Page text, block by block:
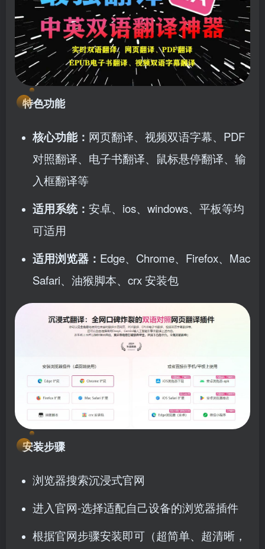
特色功能
核心功能： 网页翻译、视频双语字幕、PDF
对照翻译、电子书翻译、鼠标悬停翻译、输
入框翻译等
适用系统： 安卓、ios、windows、平板等均
可适用
适用浏览器： Edge、Chrome、Firefox、Mac
Safari、油猴脚本、crx 安装包
安装步骤
浏览器搜索沉浸式官网
进入官网-选择适配自己设备的浏览器插件
根据官网步骤安装即可（超简单、超清晰，